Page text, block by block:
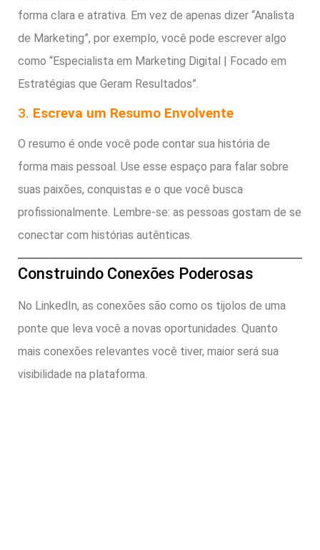
forma clara e atrativa. Em vez de apenas dizer “Analista
de Marketing”, por exemplo, você pode escrever algo
como “Especialista em Marketing Digital | Focado em
Estratégias que Geram Resultados”.
3. Escreva um Resumo Envolvente
O resumo é onde você pode contar sua história de
forma mais pessoal. Use esse espaço para falar sobre
suas paixões, conquistas e o que você busca
profissionalmente. Lembre-se: as pessoas gostam de se
conectar com histórias autênticas.
Construindo Conexões Poderosas
No LinkedIn, as conexões são como os tijolos de uma
ponte que leva você a novas oportunidades. Quanto
mais conexões relevantes você tiver, maior será sua
visibilidade na plataforma.